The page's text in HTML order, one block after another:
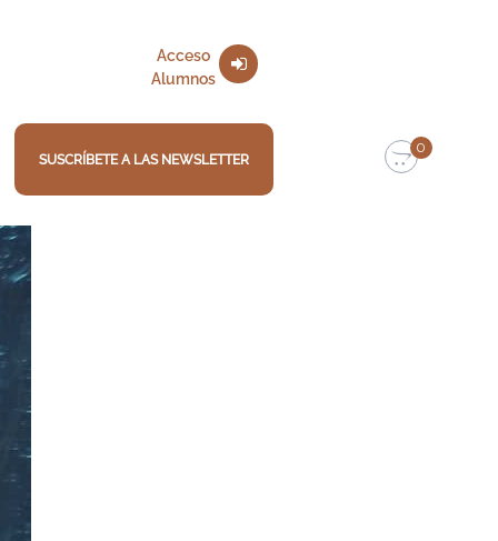
Acceso
Alumnos
SUSCRÍBETE A LAS NEWSLETTER
0